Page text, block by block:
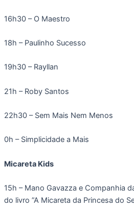
16h30 – O Maestro
18h – Paulinho Sucesso
19h30 – Rayllan
21h – Roby Santos
22h30 – Sem Mais Nem Menos
0h – Simplicidade a Mais
Micareta Kids
15h – Mano Gavazza e Companhia
do livro ”A Micareta da Princesa do